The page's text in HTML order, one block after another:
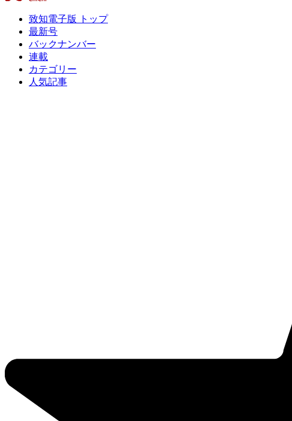
致知電子版 トップ
最新号
バックナンバー
連載
カテゴリー
人気記事